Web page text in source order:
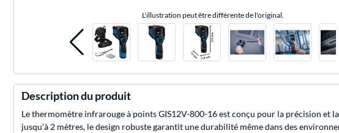
L'illustration peut être différente de l'original.
Description du produit
Le thermomètre infrarouge à points GIS12V-800-16 est conçu pour la précision et
jusqu’à 2 mètres, le design robuste garantit une durabilité même dans des